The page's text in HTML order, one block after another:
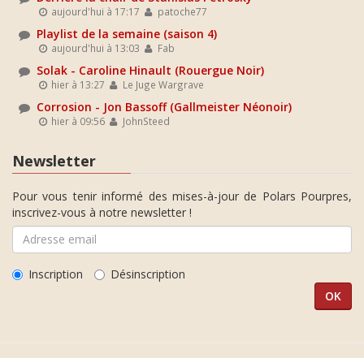
aujourd'hui à 17:17 patoche77
Playlist de la semaine (saison 4)
aujourd'hui à 13:03 Fab
Solak - Caroline Hinault (Rouergue Noir)
hier à 13:27 Le Juge Wargrave
Corrosion - Jon Bassoff (Gallmeister Néonoir)
hier à 09:56 JohnSteed
Newsletter
Pour vous tenir informé des mises-à-jour de Polars Pourpres,
inscrivez-vous à notre newsletter !
Inscription Désinscription